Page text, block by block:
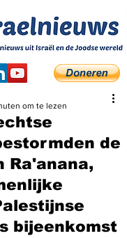
de
Ra'anana,
bijeenkomst
om te lezen